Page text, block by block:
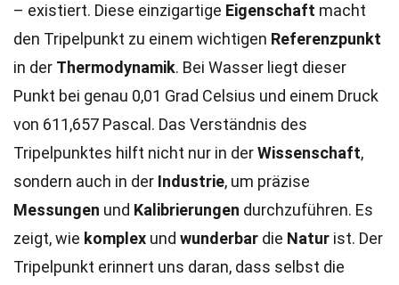
– existiert. Diese einzigartige Eigenschaft macht
den Tripelpunkt zu einem wichtigen Referenzpunkt
in der Thermodynamik. Bei Wasser liegt dieser
Punkt bei genau 0,01 Grad Celsius und einem Druck
von 611,657 Pascal. Das Verständnis des
Tripelpunktes hilft nicht nur in derWissenschaft,
sondern auch in der Industrie, um präzise
Messungen und Kalibrierungen durchzuführen. Es
zeigt, wie komplex und wunderbar die Natur ist. Der
Tripelpunkt erinnert uns daran, dass selbst die